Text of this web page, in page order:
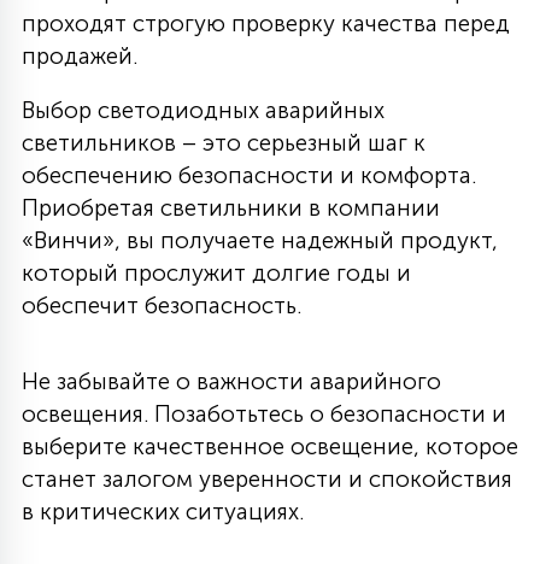
проходят строгую проверку качества перед
продажей.
Выбор светодиодных аварийных
светильников – это серьезный шаг к
обеспечению безопасности и комфорта.
Приобретая светильники в компании
«Винчи», вы получаете надежный продукт,
который прослужит долгие годы и
обеспечит безопасность.
Не забывайте о важности аварийного
освещения. Позаботьтесь о безопасности и
выберите качественное освещение, которое
станет залогом уверенности и спокойствия
в критических ситуациях.